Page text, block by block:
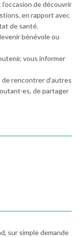
de découvrir
en rapport avec
de santé.
bénévole ou
vous informer
rencontrer d’autres
de partager
sur simple demande